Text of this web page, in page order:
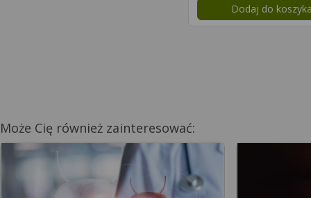
Dodaj do koszyka
Może Cię również zainteresować: